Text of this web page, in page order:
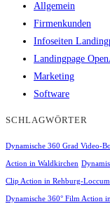
Allgemein
Firmenkunden
Infoseiten
Landingpage
Marketing
Software
SCHLAGWÖRTER
Dynamische 360 Grad Video-
Action in Waldkirchen
Clip Action in Rehburg-Loccum
Dynamische 360° Film Action